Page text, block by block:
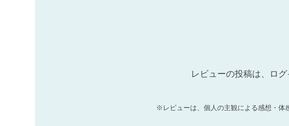
レビューの投稿は、ログ
※レビューは、個人の主観による感想・体